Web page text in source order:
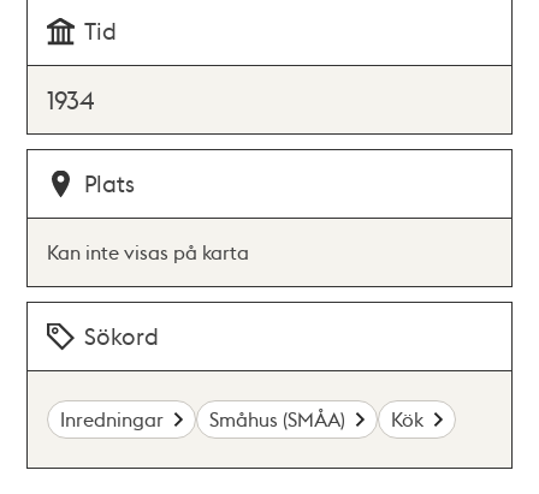
Tid
1934
Plats
Kan inte visas på karta
Sökord
Inredningar Småhus (SMÅA) Kök